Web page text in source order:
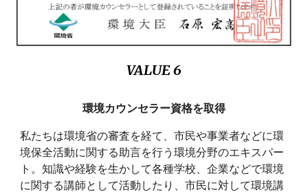
VALUE6
環境カウンセラー資格を取得
私たちは環境省の審査を経て、市民や事業者などに環
境保全活動に関する助言を行う環境分野のエキスパー
ト。知識や経験を生かして各種学校、企業などで環境
に関する講師として活動したり、市民に対して環境講